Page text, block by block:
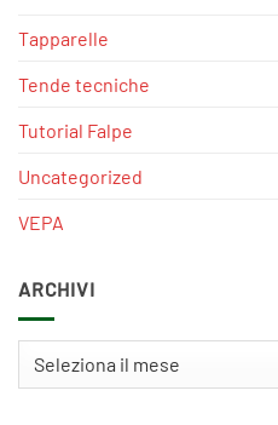
Tapparelle
Tende tecniche
Tutorial Falpe
Uncategorized
VEPA
ARCHIVI